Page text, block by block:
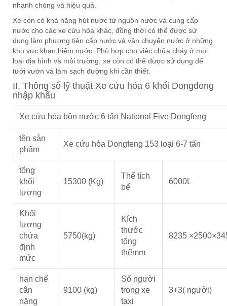
nhanh chóng và hiệu quả.
Xe còn có khả năng hút nước từ nguồn nước và cung cấp
nước cho các xe cứu hỏa khác, đồng thời có thể được sử
dụng làm phương tiện cấp nước và vận chuyển nước ở những
khu vực khan hiếm nước. Phù hợp cho việc chữa cháy ở mọi
loại địa hình và môi trường, xe còn có thể được sử dụng để
tưới vườn và làm sạch đường khi cần thiết.
II. Thông số lỹ thuật Xe cứu hỏa 6 khối Dongdeng
nhập khẩu
Xe cứu hỏa bồn nước 6 tấn National Five Dongfeng
tên sản
phẩm
Xe cứu hỏa Dongfeng 153 loại 6-7 tấn
tổng
khối
lượng
15300 (Kg)
Thể tích
bể
6000L
Khối
lượng
chứa
định
mức
5750(kg)
Kích
thước
tổng
thểmm
8235
hạn chế
cân
nặng
9100 (kg)
Số người
trong xe
taxi
3+3( người)